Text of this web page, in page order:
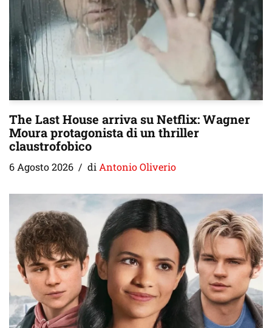
The Last House arriva su Netflix: Wagner
Moura protagonista di un thriller
claustrofobico
6 Agosto 2026 di Antonio Oliverio